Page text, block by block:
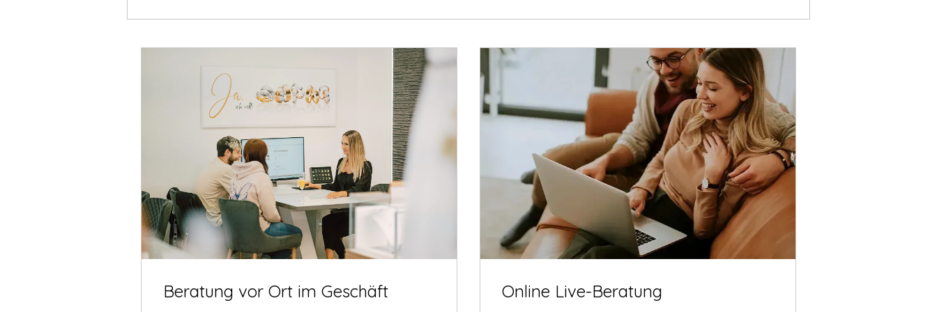
Beratung vor Ort im Geschäft Online Live-Beratung